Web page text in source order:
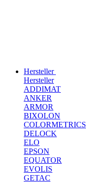
Hersteller
Hersteller
ADDIMAT
ANKER
ARMOR
BIXOLON
COLORMETRICS
DELOCK
ELO
EPSON
EQUATOR
EVOLIS
GETAC